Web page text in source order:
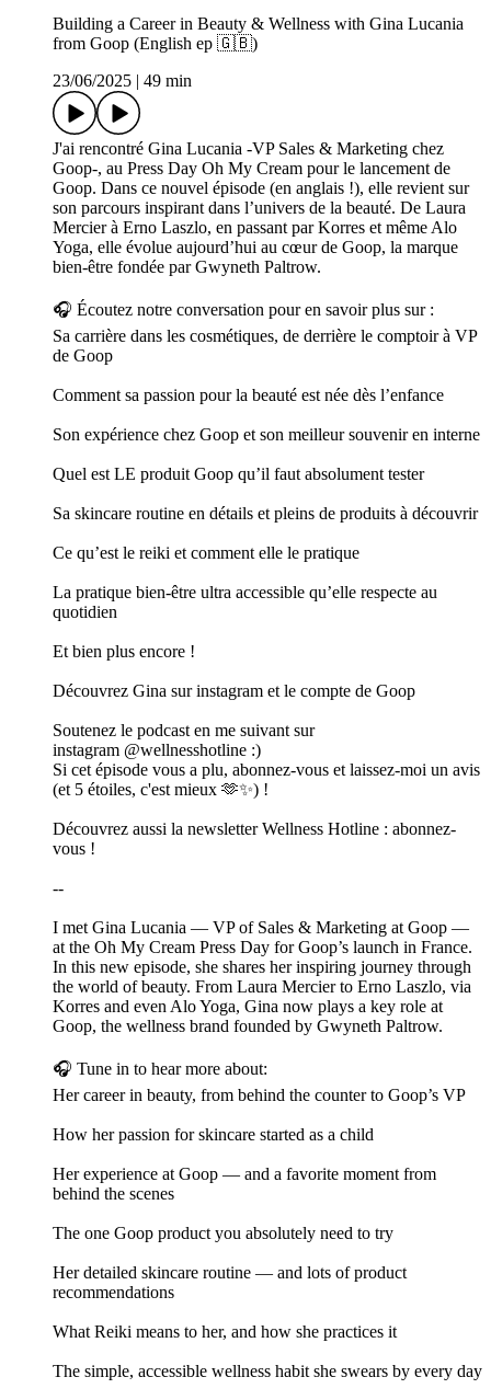
Building a Career in Beauty & Wellness with Gina Lucania
from Goop (English ep 🇬🇧)
23/06/2025
49 min
J'ai rencontré Gina Lucania -VP Sales & Marketing chez
Goop-, au Press Day Oh My Cream pour le lancement de
Goop. Dans ce nouvel épisode (en anglais !), elle revient sur
son parcours inspirant dans l’univers de la beauté. De Laura
Mercier à Erno Laszlo, en passant par Korres et même Alo
Yoga, elle évolue aujourd’hui au cœur de Goop, la marque
bien-être fondée par Gwyneth Paltrow.
🎧 Écoutez notre conversation pour en savoir plus sur :
Sa carrière dans les cosmétiques, de derrière le comptoir à VP
de Goop
Comment sa passion pour la beauté est née dès l’enfance
Son expérience chez Goop et son meilleur souvenir en interne
Quel est LE produit Goop qu’il faut absolument tester
Sa skincare routine en détails et pleins de produits à découvrir
Ce qu’est le reiki et comment elle le pratique
La pratique bien-être ultra accessible qu’elle respecte au
quotidien
Et bien plus encore !
Découvrez Gina sur instagram et le compte de Goop
Soutenez le podcast en me suivant sur
instagram @wellnesshotline :)
Si cet épisode vous a plu, abonnez-vous et laissez-moi un avis
(et 5 étoiles, c'est mieux 🫶✨) !
Découvrez aussi la newsletter Wellness Hotline : abonnez-
vous !
--
I met Gina Lucania — VP of Sales & Marketing at Goop —
at the Oh My Cream Press Day for Goop’s launch in France.
In this new episode, she shares her inspiring journey through
the world of beauty. From Laura Mercier to Erno Laszlo, via
Korres and even Alo Yoga, Gina now plays a key role at
Goop, the wellness brand founded by Gwyneth Paltrow.
🎧 Tune in to hear more about:
Her career in beauty, from behind the counter to Goop’s VP
How her passion for skincare started as a child
Her experience at Goop — and a favorite moment from
behind the scenes
The one Goop product you absolutely need to try
Her detailed skincare routine — and lots of product
recommendations
What Reiki means to her, and how she practices it
The simple, accessible wellness habit she swears by every day